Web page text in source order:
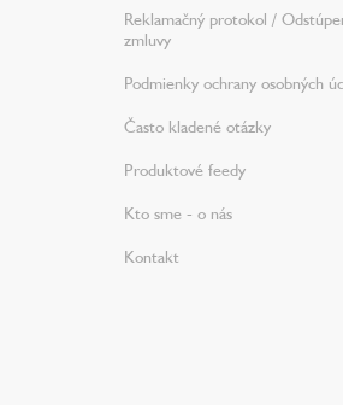
Reklamačný protokol /
zmluvy
Podmienky ochrany osobných
Často kladené otázky
Produktové feedy
Kto sme - o nás
Kontakt